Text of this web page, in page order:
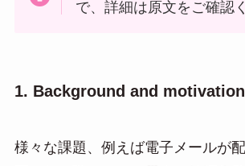
で、詳細は原文をご確認
1. Background and
様々な課題、例えば電子メールが